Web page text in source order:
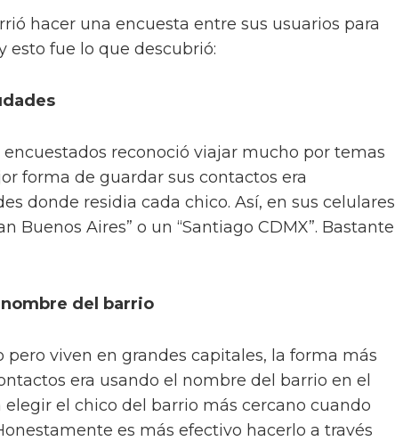
hacer una encuesta entre sus usuarios para
esto fue lo que descubrió:
reconoció viajar mucho por temas
forma de guardar sus contactos era
donde residia cada chico. Así, en sus celulares
Buenos Aires” o un “Santiago CDMX”. Bastante
del barrio
pero viven en grandes capitales, la forma más
era usando el nombre del barrio en el
el chico del barrio más cercano cuando
es más efectivo hacerlo a través